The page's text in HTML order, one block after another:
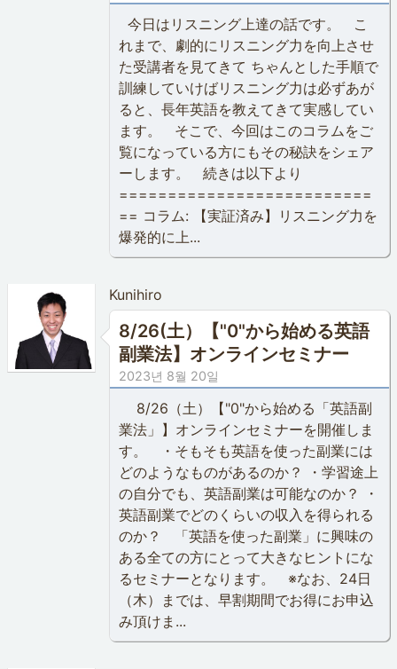
今日はリスニング上達の話です。 こ
れまで、劇的にリスニング力を向上させ
た受講者を見てきて ちゃんとした手順で
訓練していけばリスニング力は必ずあが
ると、長年英語を教えてきて実感してい
ます。 そこで、今回はこのコラムをご
覧になっている方にもその秘訣をシェア
ーします。 続きは以下より
==========================
== コラム: 【実証済み】リスニング力を
爆発的に上...
Kunihiro
8/26(土）【"0"から始める英語
副業法】オンラインセミナー
2023년 8월 20일
8/26（土）【"0"から始める「英語副
業法」】オンラインセミナーを開催しま
す。 ・そもそも英語を使った副業には
どのようなものがあるのか？ ・学習途上
の自分でも、英語副業は可能なのか？ ・
英語副業でどのくらいの収入を得られる
のか？ 「英語を使った副業」に興味の
ある全ての方にとって大きなヒントにな
るセミナーとなります。 ※なお、24日
（木）までは、早割期間でお得にお申込
み頂けま...